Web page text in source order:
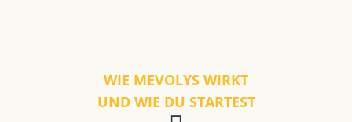
WIE MEVOLYS WIRKT
UND WIE DU STARTEST